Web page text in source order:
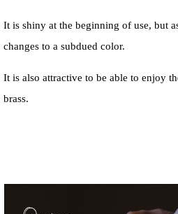
It is shiny at the beginning of use, but
changes to a subdued color.
It is also attractive to be able to enjoy
brass.